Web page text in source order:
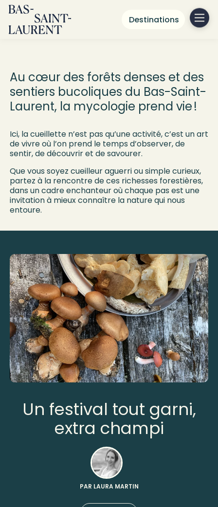
Destinations
Septembre
Le temps des
Au cœur des forêts denses et des
sentiers bucoliques du Bas-Saint-
Laurent, la mycologie prend vie !
Ici, la cueillette n’est pas qu’une activité, c’est un art
de vivre où l’on prend le temps d’observer, de
sentir, de découvrir et de savourer.
Que vous soyez cueilleur aguerri ou simple curieux,
partez à la rencontre de ces richesses forestières,
dans un cadre enchanteur où chaque pas est une
invitation à mieux connaître la nature qui nous
entoure.
Un festival tout garni,
extra champi
PAR LAURA MARTIN